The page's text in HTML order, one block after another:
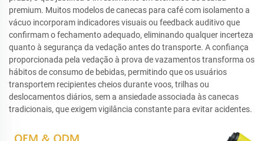
premium. Muitos modelos de canecas para café com isolamento a
vácuo incorporam indicadores visuais ou feedback auditivo que
confirmam o fechamento adequado, eliminando qualquer incerteza
quanto à segurança da vedação antes do transporte. A confiança
proporcionada pela vedação à prova de vazamentos transforma os
hábitos de consumo de bebidas, permitindo que os usuários
transportem recipientes cheios durante voos, trilhas ou
deslocamentos diários, sem a ansiedade associada às canecas
tradicionais, que exigem vigilância constante para evitar acidentes.